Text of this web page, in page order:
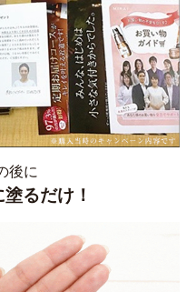
後に
るだけ！